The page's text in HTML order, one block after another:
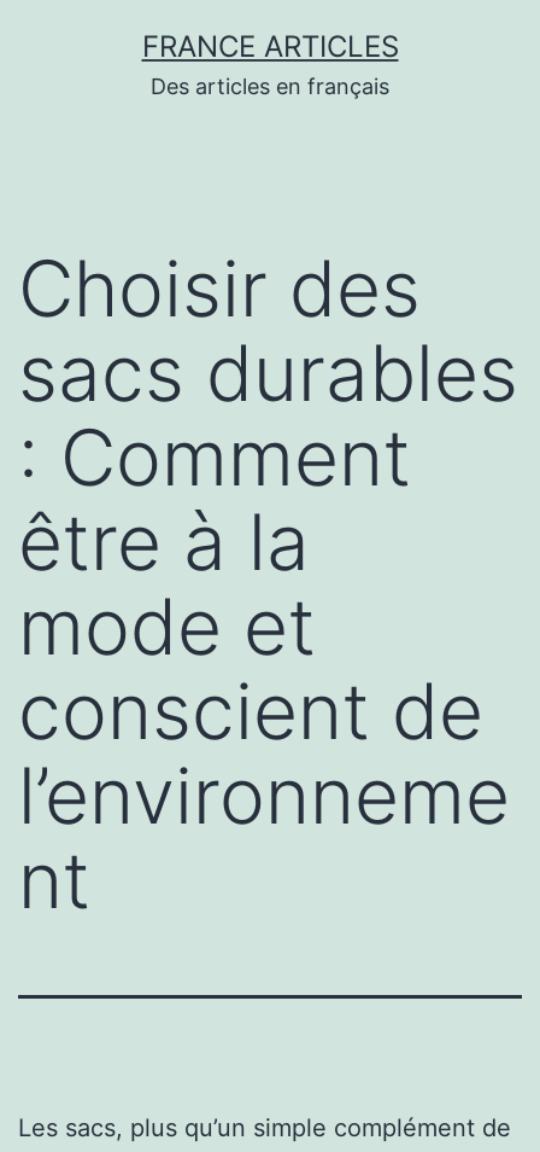
FRANCE ARTICLES
Des articles en français
Choisir des
sacs durables
: Comment
être à la
mode et
conscient de
l’environneme
nt
Les sacs, plus qu’un simple complément de